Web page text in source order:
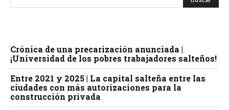
Crónica de una precarización anunciada |
¡Universidad de los pobres trabajadores salteños!
Entre 2021 y 2025 | La capital salteña entre las
ciudades con más autorizaciones para la
construcción privada